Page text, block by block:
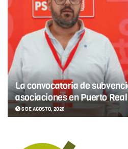
La convocatoria de
asociaciones en Puerto
6 DE AGOSTO, 2026